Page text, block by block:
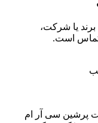
برند یا شرکت،
تماس است.
پرشین سی آر ام